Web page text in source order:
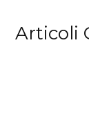
Articoli